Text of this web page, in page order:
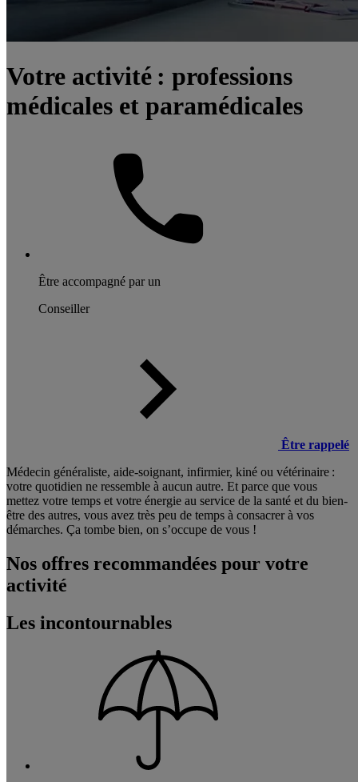
Votre activité : professions
médicales et paramédicales
Être accompagné par un
Conseiller
Être rappelé
Médecin généraliste, aide-soignant, infirmier, kiné ou vétérinaire :
votre quotidien ne ressemble à aucun autre. Et parce que vous
mettez votre temps et votre énergie au service de la santé et du bien-
être des autres, vous avez très peu de temps à consacrer à vos
démarches. Ça tombe bien, on s’occupe de vous !
Nos offres recommandées pour votre
activité
Les incontournables